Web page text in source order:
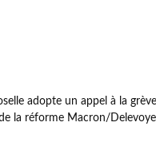
adopte un appel à la grève
la réforme Macron/Delevoye